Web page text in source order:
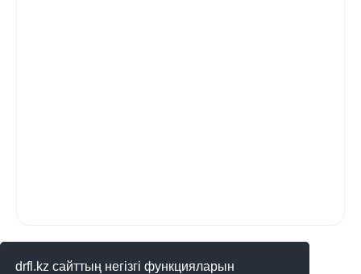
drfl.kz сайттың негізгі функцияларын